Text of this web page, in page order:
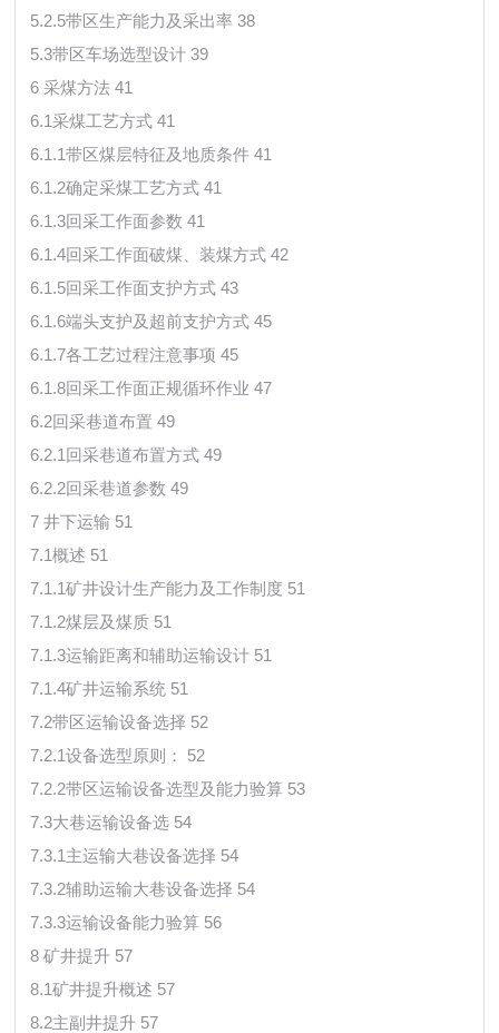
5.2.5带区生产能力及采出率 38
5.3带区车场选型设计 39
6 采煤方法 41
6.1采煤工艺方式 41
6.1.1带区煤层特征及地质条件 41
6.1.2确定采煤工艺方式 41
6.1.3回采工作面参数 41
6.1.4回采工作面破煤、装煤方式 42
6.1.5回采工作面支护方式 43
6.1.6端头支护及超前支护方式 45
6.1.7各工艺过程注意事项 45
6.1.8回采工作面正规循环作业 47
6.2回采巷道布置 49
6.2.1回采巷道布置方式 49
6.2.2回采巷道参数 49
7 井下运输 51
7.1概述 51
7.1.1矿井设计生产能力及工作制度 51
7.1.2煤层及煤质 51
7.1.3运输距离和辅助运输设计 51
7.1.4矿井运输系统 51
7.2带区运输设备选择 52
7.2.1设备选型原则： 52
7.2.2带区运输设备选型及能力验算 53
7.3大巷运输设备选 54
7.3.1主运输大巷设备选择 54
7.3.2辅助运输大巷设备选择 54
7.3.3运输设备能力验算 56
8 矿井提升 57
8.1矿井提升概述 57
8.2主副井提升 57